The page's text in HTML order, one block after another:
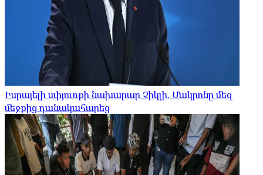
Իսրայելի սփյուռքի նախարար Չիկլի. Մակրոնը մեզ
մեջքից դանակահարեց